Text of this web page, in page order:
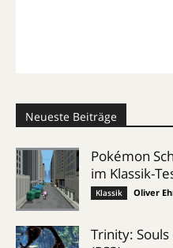
Neueste Beiträge
Pokémon
im Klassik-
Klassik Oliver
Trinity: Souls